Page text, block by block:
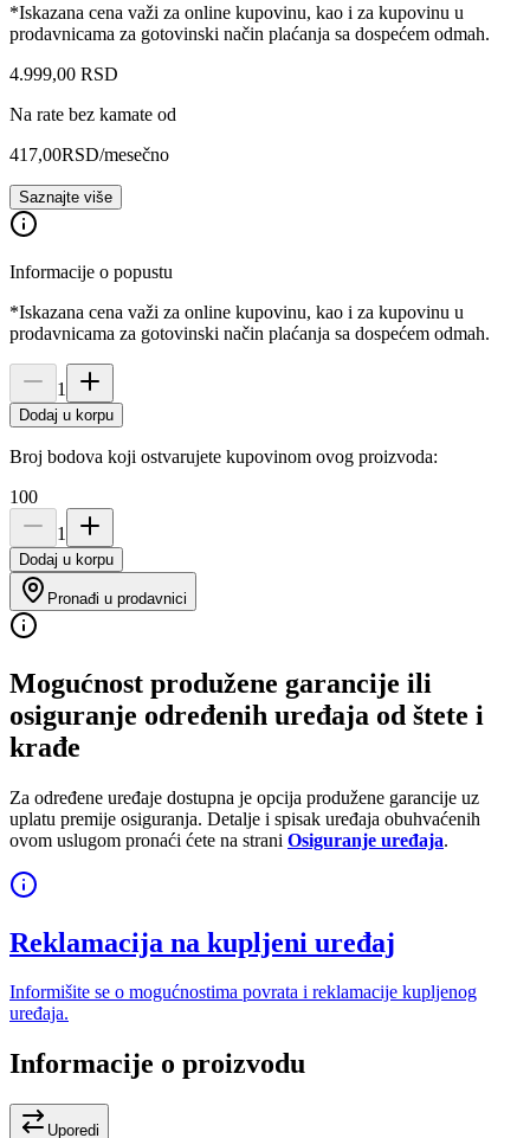
*Iskazana cena važi za online kupovinu, kao i za kupovinu u
prodavnicama za gotovinski način plaćanja sa dospećem odmah.
4.999,00 RSD
Na rate bez kamate od
417,00RSD/mesečno
Saznajte više
Informacije o popustu
*Iskazana cena važi za online kupovinu, kao i za kupovinu u
prodavnicama za gotovinski način plaćanja sa dospećem odmah.
1
Dodaj u korpu
Broj bodova koji ostvarujete kupovinom ovog proizvoda:
100
1
Dodaj u korpu
Pronađi u prodavnici
Mogućnost produžene garancije ili
osiguranje određenih uređaja od štete i
krađe
Za određene uređaje dostupna je opcija produžene garancije uz
uplatu premije osiguranja. Detalje i spisak uređaja obuhvaćenih
ovom uslugom pronaći ćete na strani Osiguranje uređaja.
Reklamacija na kupljeni uređaj
Informišite se o mogućnostima povrata i reklamacije kupljenog
uređaja.
Informacije o proizvodu
Uporedi